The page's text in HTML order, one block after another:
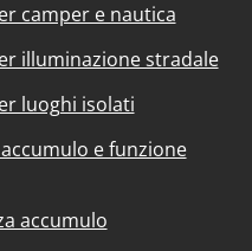
camper e nautica
illuminazione stradale
luoghi isolati
e funzione
accumulo